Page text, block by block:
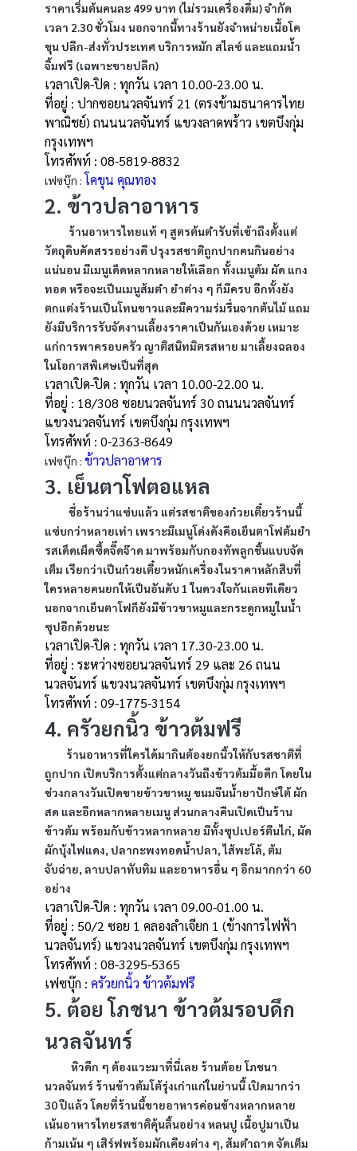
ราคาเริ่มต้นคนละ 499 บาท (ไม่รวมเครื่องดื่ม) จำกัด
เวลา 2.30 ชั่วโมง นอกจากนี้ทางร้านยังจำหน่ายเนื้อโค
ขุน ปลีก-ส่งทั่วประเทศ บริการหมัก สไลซ์ และแถมน้ำ
จิ้มฟรี (เฉพาะขายปลีก)
เวลาเปิด-ปิด : ทุกวัน เวลา 10.00-23.00 น.
ที่อยู่ : ปากซอยนวลจันทร์ 21 (ตรงข้ามธนาคารไทย
พาณิชย์) ถนนนวลจันทร์ แขวงลาดพร้าว เขตบึงกุ่ม
กรุงเทพฯ
โทรศัพท์ : 08-5819-8832
เฟซบุ๊ก : โคขุน คุณทอง
2. ข้าวปลาอาหาร
ร้านอาหารไทยแท้ ๆ สูตรต้นตำรับที่เข้าถึงตั้งแต่
วัตถุดิบคัดสรรอย่างดี ปรุงรสชาติถูกปากคนกินอย่าง
แน่นอน มีเมนูเด็ดหลากหลายให้เลือก ทั้งเมนูต้ม ผัด แกง
ทอด หรือจะเป็นเมนูส้มตำ ยำต่าง ๆ ก็มีครบ อีกทั้งยัง
ตกแต่งร้านเป็นโทนขาวและมีความร่มรื่นจากต้นไม้ แถม
ยังมีบริการรับจัดงานเลี้ยงราคาเป็นกันเองด้วย เหมาะ
แก่การพาครอบครัว ญาติสนิทมิตรสหาย มาเลี้ยงฉลอง
ในโอกาสพิเศษเป็นที่สุด
เวลาเปิด-ปิด : ทุกวัน เวลา 10.00-22.00 น.
ที่อยู่ : 18/308 ซอยนวลจันทร์ 30 ถนนนวลจันทร์
แขวงนวลจันทร์ เขตบึงกุ่ม กรุงเทพฯ
โทรศัพท์ : 0-2363-8649
เฟซบุ๊ก : ข้าวปลาอาหาร
3. เย็นตาโฟตอแหล
ชื่อร้านว่าแซ่บแล้ว แต่รสชาติของก๋วยเตี๋ยวร้านนี้
แซ่บกว่าหลายเท่า เพราะมีเมนูโด่งดังคือเย็นตาโฟต้มยำ
รสเด็ดเผ็ดซี้ดจี๊ดจ๊าด มาพร้อมกับกองทัพลูกชิ้นแบบจัด
เต็ม เรียกว่าเป็นก๋วยเตี๋ยวหนักเครื่องในราคาหลักสิบที่
ใครหลายคนยกให้เป็นอันดับ 1 ในดวงใจกันเลยทีเดียว
นอกจากเย็นตาโฟก็ยังมีข้าวขาหมูและกระดูกหมูในน้ำ
ซุปอีกด้วยนะ
เวลาเปิด-ปิด : ทุกวัน เวลา 17.30-23.00 น.
ที่อยู่ : ระหว่างซอยนวลจันทร์ 29 และ 26 ถนน
นวลจันทร์ แขวงนวลจันทร์ เขตบึงกุ่ม กรุงเทพฯ
โทรศัพท์ : 09-1775-3154
4. ครัวยกนิ้ว ข้าวต้มฟรี
ร้านอาหารที่ใครได้มากินต้องยกนิ้วให้กับรสชาติที่
ถูกปาก เปิดบริการตั้งแต่กลางวันถึงข้าวต้มมื้อดึก โดยใน
ช่วงกลางวันเปิดขายข้าวขาหมู ขนมจีนน้ำยาปักษ์ใต้ ผัก
สด และอีกหลากหลายเมนู ส่วนกลางคืนเปิดเป็นร้าน
ข้าวต้ม พร้อมกับข้าวหลากหลาย มีทั้งซุปเปอร์ตีนไก่, ผัด
ผักบุ้งไฟแดง, ปลากะพงทอดน้ำปลา, ไส้พะโล้, ต้ม
จับฉ่าย, ลาบปลาทับทิม และอาหารอื่น ๆ อีกมากกว่า 60
อย่าง
เวลาเปิด-ปิด : ทุกวัน เวลา 09.00-01.00 น.
ที่อยู่ : 50/2 ซอย 1 คลองลำเจียก 1 (ข้างการไฟฟ้า
นวลจันทร์) แขวงนวลจันทร์ เขตบึงกุ่ม กรุงเทพฯ
โทรศัพท์ : 08-3295-5365
เฟซบุ๊ก : ครัวยกนิ้ว ข้าวต้มฟรี
5. ต้อย โภชนา ข้าวต้มรอบดึก
นวลจันทร์
หิวดึก ๆ ต้องแวะมาที่นี่เลย ร้านต้อย โภชนา
นวลจันทร์ ร้านข้าวต้มโต้รุ่งเก่าแก่ในย่านนี้ เปิดมากว่า
30 ปีแล้ว โดยที่ร้านนี้ขายอาหารค่อนข้างหลากหลาย
เน้นอาหารไทยรสชาติคุ้นลิ้นอย่าง หลนปู เนื้อปูมาเป็น
ก้ามเน้น ๆ เสิร์ฟพร้อมผักเคียงต่าง ๆ, ส้มตำถาด จัดเต็ม